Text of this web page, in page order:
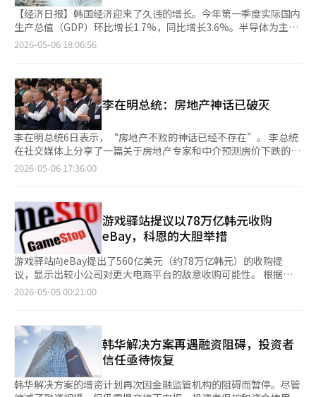
1000亿韩元，以支持诚信还款者和开发政策贷款新产品。此外，
计划在上半年内将所有储蓄银行的诚信还款客户转为银行产品，或
利用“叮咚”推出共生金融贷款产品，以此与其他金融控股公司形
成差异化。金融监管机构相关人士表示：“新韩金融的反应速度相
之一。”※ 本报道经人工智能（AI）系统翻译与编辑。
的租赁诈骗受害者为3.8503万件。紧急拍卖延期请求共1167件，
提供了总计63568件的支持。政府在支持过程中扩大了LH的受害房
产购入。截至上月28日，LH购入受害房产共8357套。今年购入速
度显著加快，2024年全年仅购入90套，但去年下半年月均增至655
为加快购入流程，设立了专项检查会议和快速通道体系，简化购入
程序并设定处理期限，同时与地方法院协调拍卖日程。受害房产购
入制度允许受害者将优先购买权转让给LH等公共机构，通过拍卖
购入房产。受害者可将拍卖差价转为保证金，最多可在该房产居住
10年，若选择搬离，可返还部分差价。目前，受害房产相关的预先
协商已进行22064件，其中15020件被判定为可购入。实际购入请
求为13635件。按地区划分，首尔占比最高，优先购买权行使中，
首尔2852套，京畿道1308套，大田1052套，仁川906套，釜山和
租赁贷款的受害者，保证机构可先行代偿，并提供最长20年的无息
分期偿还。此外，针对使用韩国住宅金融公司（HF）担保租赁贷
款的受害者，国民银行、信韩银行、韩亚银行、友利银行、农协银
行、企业银行和Kakao银行等提供长期分期偿还计划，支持在20年
内偿还剩余债务。然而，尽管受害认定和公共购入有所增加，但租
户实际感受到的恢复速度较慢。尤其是当受害房产的权利关系复杂
或拍卖程序延长时，支持的实现需要较长时间。呼吁完善租赁诈骗
预防制度和加强租赁市场管理的声音也在增加。※ 本报道经人工
【经济日报】韩国经济迎来了久违的增长。今年第一季度实际国内
生产总值（GDP）环比增长1.7%，同比增长3.6%。半导体为主的
信息技术（IT）出口增长和设备投资扩大推动了这一增长。然而，
就业难题持续，地方产业园区面临订单和人力短缺。如果不能解释
这种差距，此次增长可能只是“统计安慰”。此次增长的核心动力
无疑是半导体。全球人工智能（AI）投资扩大，存储器和先进半导
体需求激增，韩国企业抓住了这一趋势。没有半导体，今年第一季
度的增长率将截然不同。问题在于，半导体的繁荣并不意味着整个
制造业的复苏。制造业生产增加，但除半导体外，许多行业实际上
停滞不前。一个强大的引擎拉动了整个经济，但车身各处摇晃，仅
看速度表数字无法安心。韩国经济长期以来依靠制造业生态系统的
和零部件产业相互交织，形成国家竞争力。如今，这一结构正在动
摇。先进半导体和AI产业快速增长，而传统制造业和中小企业难以
跟上。一些大企业创下历史最高业绩，但合作企业面临成本上升、
人工费和高利率负担。首都圈先进集群吸引资金和人才，但地方产
业园区因设备老化和人力流失而竞争力减弱。半导体是韩国的核心
战略产业，政府需要在电力、水资源、税收、研发和人力培养等方
面提供支持。然而，半导体支持不应成为产业政策的全部。虽然半
导体是高附加值产业，但其就业创造效果有限。出口额虽大，但效
恢复。更危险的是错觉。因增长率好而判断经济整体稳定，政策可
能松懈。因半导体支撑而低估其他产业的衰退，出口指标改善掩盖
内需疲软和自营业危机。危机显而易见，但错觉不易察觉。半导体
依赖度越高，经济波动性越大。AI投资扩大可能持续增长，但全球
需求放缓、供过于求、美中技术冲突加剧、台海和中东局势不稳等
因素一旦成为现实，冲击将直接传导至韩国经济。一个产业成为经
2026-05-06 18:06:56
李在明总统：房地产神话已破灭
李在明总统6日表示，“房地产不败的神话已经不存在”。 李总统
在社交媒体上分享了一篇关于房地产专家和中介预测房价下跌的文
章，并发表了上述言论。 该文章引用了KB金融集团的报告，指出
外，李总统还分享了一篇关于森林火灾恢复不力的报道，指出存
在“森林卡特尔”问题，并指示内阁调查长期存在的腐败问题。
同时，李总统反驳了财政紧缩论，引用国际货币基金组织的数据，
指出韩国的净债务比率远低于G20平均水平。 李总统还引用了国家
财政研究所的分析，认为通过国债筹集的资金可以促进经济增长，
稳定国家债务比率。 研究所分析显示，今年韩国的净债务比率为
10.3%，远低于G20平均的89.6%。※ 本报道经人工智能（AI）系
统翻译与编辑。
2026-05-06 17:36:00
游戏驿站提议以78万亿韩元收购
eBay，科恩的大胆举措
游戏驿站向eBay提出了560亿美元（约78万亿韩元）的收购提
议，显示出较小公司对更大电商平台的敌意收购可能性。 根据
《华尔街日报》报道，游戏驿站CEO瑞安·科恩提议以每股125美
月4日起，游戏驿站已开始购买eBay股份，目前持有约5%。 科恩
暗示，如果eBay董事会拒绝提议，他可能会直接向股东游说。 科
恩认为，结合游戏驿站的线下店铺和eBay的在线市场可以降低成
本，提高盈利能力。双方在交易卡等收藏品销售方面的优势也被视
为协同效应的基础。他还表示，若交易成功，他将担任合并公司
2026-05-05 00:21:00
韩华解决方案再遇融资阻碍，投资者
信任亟待恢复
韩华解决方案的增资计划再次因金融监管机构的阻碍而暂停。尽管